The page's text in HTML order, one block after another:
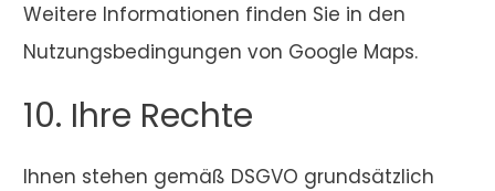
Weitere Informationen finden Sie in den
Nutzungsbedingungen von Google Maps.
10. Ihre Rechte
Ihnen stehen gemäß DSGVO grundsätzlich